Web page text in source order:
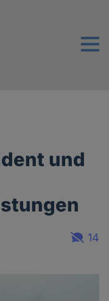
Menu
und
14